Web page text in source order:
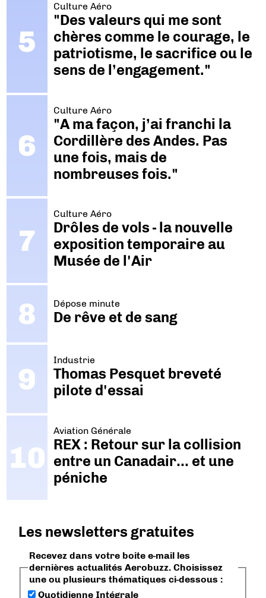
Culture Aéro
"Des valeurs qui me sont
chères comme le courage, le
patriotisme, le sacrifice ou le
sens de l’engagement."
Culture Aéro
"A ma façon, j’ai franchi la
Cordillère des Andes. Pas
une fois, mais de
nombreuses fois."
Culture Aéro
Drôles de vols - la nouvelle
exposition temporaire au
Musée de l'Air
Dépose minute
De rêve et de sang
Industrie
Thomas Pesquet breveté
pilote d'essai
Aviation Générale
REX : Retour sur la collision
entre un Canadair… et une
péniche
Les newsletters gratuites
Recevez dans votre boite e-mail les
dernières actualités Aerobuzz. Choisissez
une ou plusieurs thématiques ci-dessous :
Quotidienne Intégrale